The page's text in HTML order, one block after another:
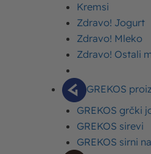
Kremsi
Zdravo! Jogurt
Zdravo! Mleko
Zdravo! Ostali
GREKOS
GREKOS grčki
GREKOS sirevi
GREKOS sirni
Sastojci
250 g paste
60 g rendanog
1 Moja Kravica
pečurkama